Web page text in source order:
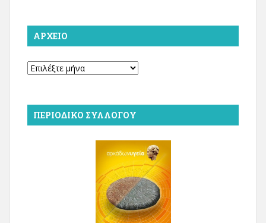
ΑΡΧΕΊΟ
Αρχείο
ΠΕΡΙΟΔΙΚΌ ΣΥΛΛΌΓΟΥ